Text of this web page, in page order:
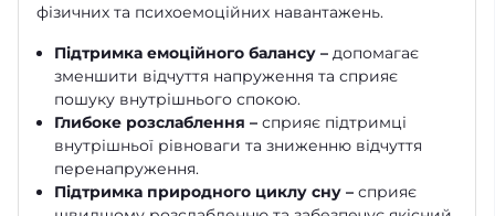
фізичних та психоемоційних навантажень.
Підтримка емоційного балансу – допомагає
зменшити відчуття напруження та сприяє
пошуку внутрішнього спокою.
Глибоке розслаблення – сприяє підтримці
внутрішньої рівноваги та зниженню відчуття
перенапруження.
Підтримка природного циклу сну – сприяє